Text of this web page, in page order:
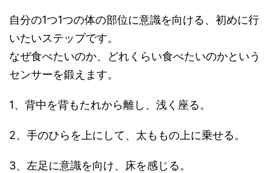
自分の1つ1つの体の部位に意識を向ける、初めに行
いたいステップです。
なぜ食べたいのか、どれくらい食べたいのかという
センサーを鍛えます。
1、背中を背もたれから離し、浅く座る。
2、手のひらを上にして、太ももの上に乗せる。
3、左足に意識を向け、床を感じる。